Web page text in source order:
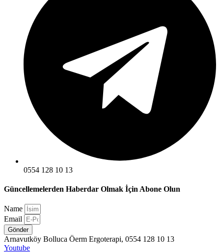
0554 128 10 13
Güncellemelerden Haberdar Olmak İçin Abone Olun
Name
Email
Gönder
Arnavutköy Bolluca Öerm Ergoterapi, 0554 128 10 13
Youtube